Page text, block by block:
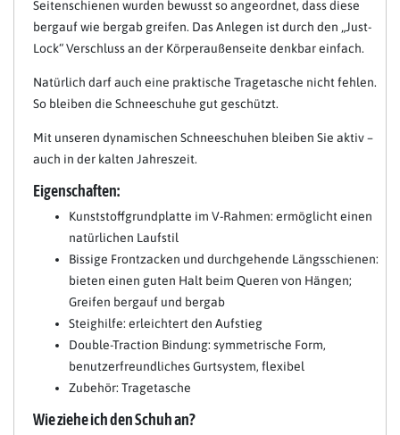
Seitenschienen wurden bewusst so angeordnet, dass diese
bergauf wie bergab greifen. Das Anlegen ist durch den „Just-
Lock“ Verschluss an der Körperaußenseite denkbar einfach.
Natürlich darf auch eine praktische Tragetasche nicht fehlen.
So bleiben die Schneeschuhe gut geschützt.
Mit unseren dynamischen Schneeschuhen bleiben Sie aktiv –
auch in der kalten Jahreszeit.
Eigenschaften:
Kunststoffgrundplatte im V-Rahmen: ermöglicht einen
natürlichen Laufstil
Bissige Frontzacken und durchgehende Längsschienen:
bieten einen guten Halt beim Queren von Hängen;
Greifen bergauf und bergab
Steighilfe: erleichtert den Aufstieg
Double-Traction Bindung: symmetrische Form,
benutzerfreundliches Gurtsystem, flexibel
Zubehör: Tragetasche
Wie ziehe ich den Schuh an?